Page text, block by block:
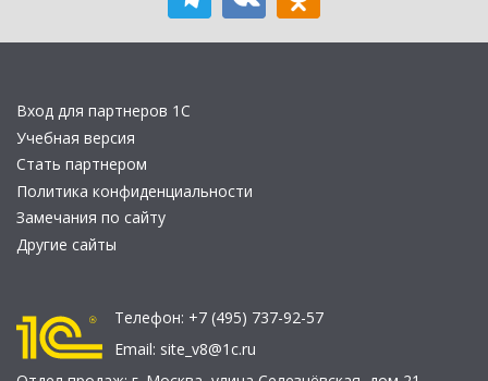
Вход для партнеров 1С
Учебная версия
Стать партнером
Политика конфиденциальности
Замечания по сайту
Другие сайты
Телефон: +7 (495) 737-92-57
Email: site_v8@1c.ru